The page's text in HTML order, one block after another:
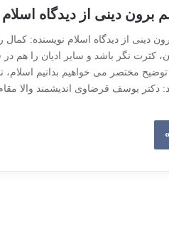
برون دینی از دیدگاه اسلام
دینی از دیدگاه اسلام نویسنده:
کثرت نگر باشد و سایر ادیان را هم
توضیح مختصر می خواهیم بدانیم اسلام،
دکتر یوسف قرضاوی اندیشمند والا